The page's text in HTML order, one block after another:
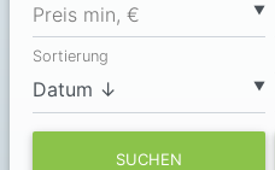
▼
Preis min, €
▼
Sortierung
SUCHEN